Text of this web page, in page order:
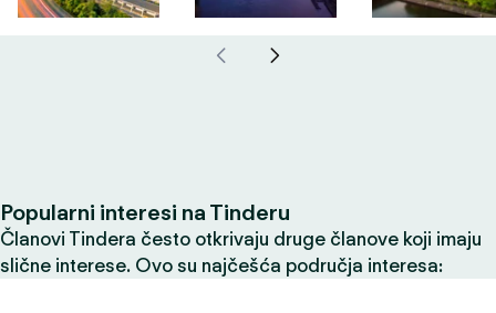
Popularni interesi na Tinderu
Članovi Tindera često otkrivaju druge članove koji imaju
slične interese. Ovo su najčešća područja interesa: